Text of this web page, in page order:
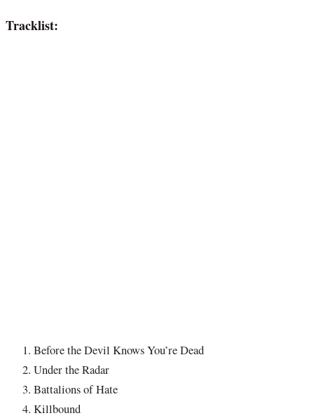
Tracklist:
Before the Devil Knows You’re Dead
Under the Radar
Battalions of Hate
Killbound